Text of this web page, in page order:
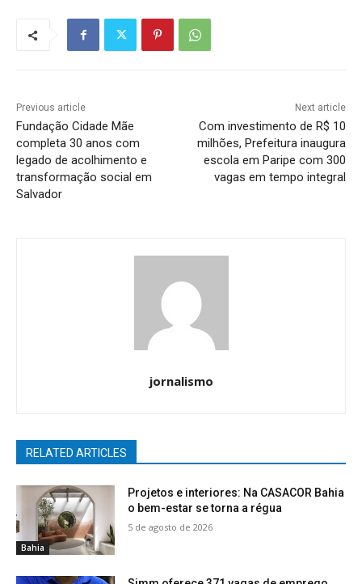
Previous article
Fundação Cidade Mãe
completa 30 anos com
legado de acolhimento e
transformação social em
Salvador
Next article
Com investimento de R$ 10
milhões, Prefeitura inaugura
escola em Paripe com 300
vagas em tempo integral
jornalismo
RELATED ARTICLES
Bahia
Projetos e interiores: Na CASACOR Bahia
o bem-estar se torna a régua
5 de agosto de 2026